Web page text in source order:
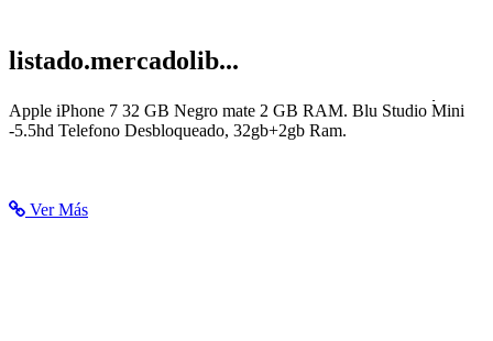
listado.mercadolib...
Smartphone - Celulares y Smartphones en Mercado Libre México
Apple iPhone 7 32 GB Negro mate 2 GB RAM. Blu Studio Mini
-5.5hd Telefono Desbloqueado, 32gb+2gb Ram.
Ver Más